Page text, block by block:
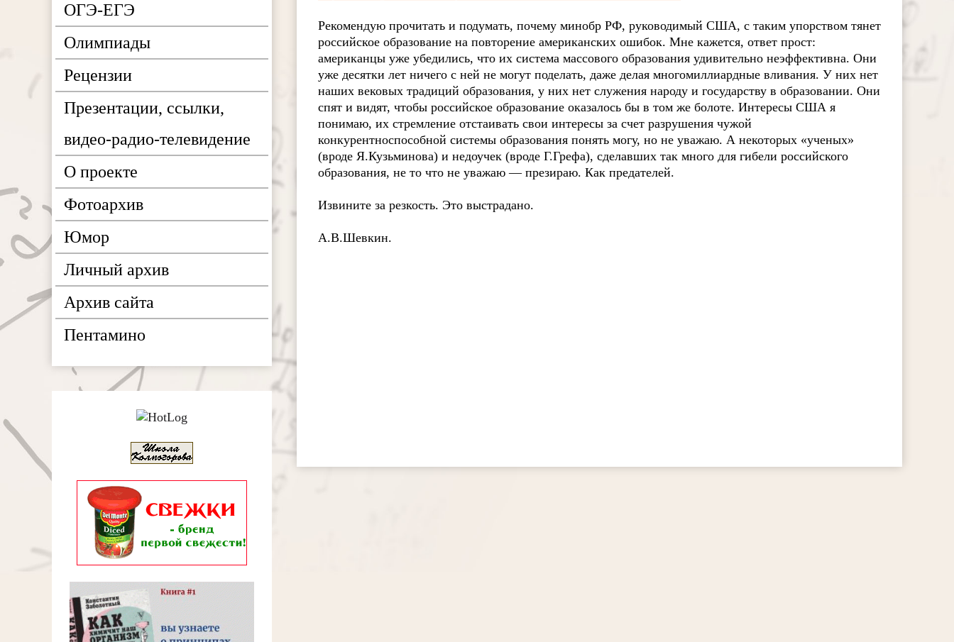
Рекомендую прочитать и подумать, почему минобр РФ, руководимый США, с таким упорством тянет
российское образование на повторение американских ошибок. Мне кажется, ответ прост:
американцы уже убедились, что их система массового образования удивительно неэффективна. Они
уже десятки лет ничего с ней не могут поделать, даже делая многомиллиардные вливания. У них нет
наших вековых традиций образования, у них нет служения народу и государству в образовании. Они
спят и видят, чтобы российское образование оказалось бы в том же болоте. Интересы США я
понимаю, их стремление отстаивать свои интересы за счет разрушения чужой
конкурентноспособной системы образования понять могу, но не уважаю. А некоторых «ученых»
(вроде Я.Кузьминова) и недоучек (вроде Г.Грефа), сделавших так много для гибели российского
образования, не то что не уважаю — презираю. Как предателей.
Извините за резкость. Это выстрадано.
А.В.Шевкин.
ОГЭ-ЕГЭ
Олимпиады
Рецензии
Презентации, ссылки,
видео-радио-телевидение
О проекте
Фотоархив
Юмор
Личный архив
Архив сайта
Пентамино